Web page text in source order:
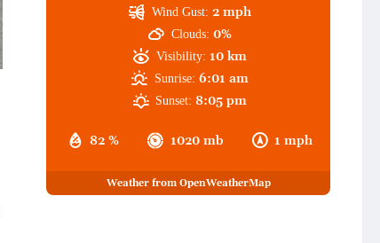
82 % 1020 mb 1 mph
Wind Gust: 2 mph
Clouds: 0%
Visibility: 10 km
Sunrise: 6:01 am
Sunset: 8:05 pm
Weather from OpenWeatherMap